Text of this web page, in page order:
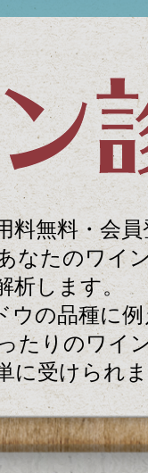
料無料・会
なたのワイ
析します。
ウの品種に例
たりのワイ
に受けられ